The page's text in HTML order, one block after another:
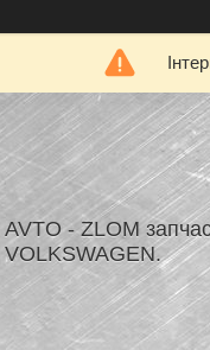
AVTO - ZLOM
VOLKSWAGEN.